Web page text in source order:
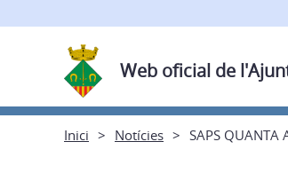
Web oficial de
Inici Notícies SAPS QUANTA